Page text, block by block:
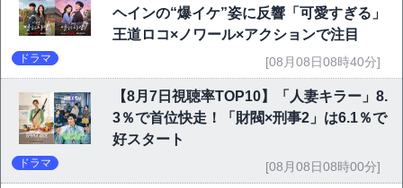
ヘインの“爆イケ”姿に反響「可愛すぎる」
王道ロコ×ノワール×アクションで注目
ドラマ [08月08日08時40分]
【8月7日視聴率TOP10】「人妻キラー」8.
3％で首位快走！「財閥×刑事2」は6.1％で
好スタート
ドラマ [08月08日08時00分]